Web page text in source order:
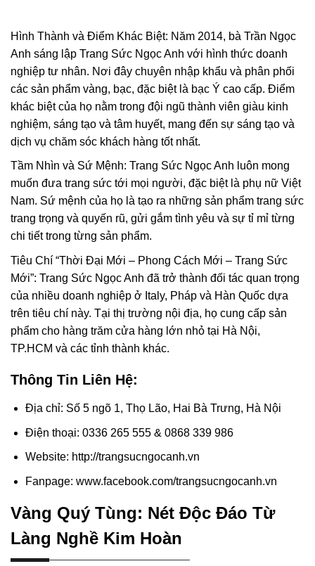
Hình Thành và Điểm Khác Biệt: Năm 2014, bà Trần Ngọc
Anh sáng lập Trang Sức Ngọc Anh với hình thức doanh
nghiệp tư nhân. Nơi đây chuyên nhập khẩu và phân phối
các sản phẩm vàng, bạc, đặc biệt là bạc Ý cao cấp. Điểm
khác biệt của họ nằm trong đội ngũ thành viên giàu kinh
nghiệm, sáng tạo và tâm huyết, mang đến sự sáng tạo và
dịch vụ chăm sóc khách hàng tốt nhất.
Tầm Nhìn và Sứ Mệnh: Trang Sức Ngọc Anh luôn mong
muốn đưa trang sức tới mọi người, đặc biệt là phụ nữ Việt
Nam. Sứ mệnh của họ là tạo ra những sản phẩm trang sức
trang trọng và quyến rũ, gửi gắm tình yêu và sự tỉ mỉ từng
chi tiết trong từng sản phẩm.
Tiêu Chí “Thời Đại Mới – Phong Cách Mới – Trang Sức
Mới”: Trang Sức Ngọc Anh đã trở thành đối tác quan trọng
của nhiều doanh nghiệp ở Italy, Pháp và Hàn Quốc dựa
trên tiêu chí này. Tại thị trường nội địa, họ cung cấp sản
phẩm cho hàng trăm cửa hàng lớn nhỏ tại Hà Nội,
TP.HCM và các tỉnh thành khác.
Thông Tin Liên Hệ:
Địa chỉ: Số 5 ngõ 1, Thọ Lão, Hai Bà Trưng, Hà Nội
Điện thoại: 0336 265 555 & 0868 339 986
Website: http://trangsucngocanh.vn
Fanpage: www.facebook.com/trangsucngocanh.vn
Vàng Quý Tùng: Nét Độc Đáo Từ
Làng Nghề Kim Hoàn